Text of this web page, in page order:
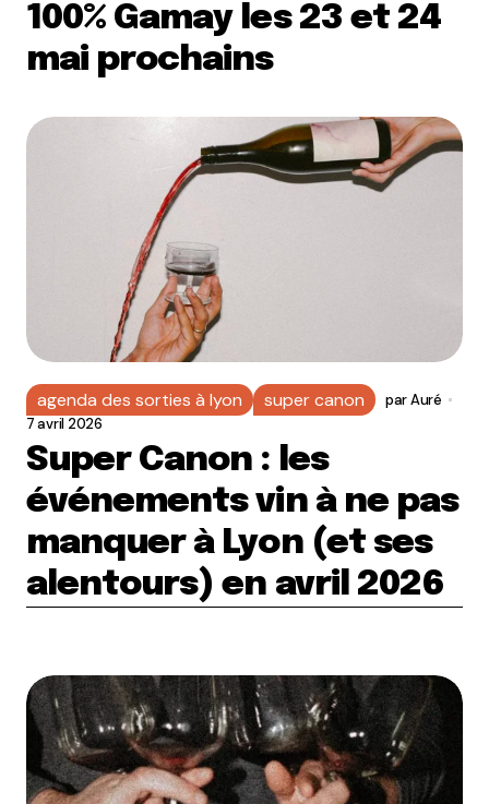
100% Gamay les 23 et 24
mai prochains
agenda des sorties à lyon super canon parAuré
7 avril 2026
Super Canon : les
événements vin à ne pas
manquer à Lyon (et ses
alentours) en avril 2026